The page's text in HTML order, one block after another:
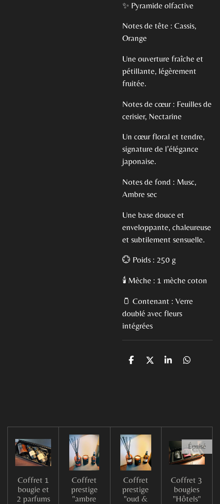
✨ Pyramide olfactive
Notes de tête : Cassis,
Orange
Une ouverture fraîche et
pétillante, légèrement
fruitée.
Notes de cœur : Feuilles de
cerisier, Nectarine
Un cœur floral et tendre,
signature de l’élégance
japonaise.
Notes de fond : Musc,
Ambre sec
Une base douce et
enveloppante, chaleureuse
et subtilement sensuelle.
💮 Poids : 250 g
🕯️ Mèche : 1 mèche coton
🫙 Contenant : Verre
doublé avec fleurs
intégrées
P
P
P
P
Coffret 1
bougie et
2 parfums
Coffret
prestige
"ambre
Coffret
prestige
"oud &
Épuisé
Coffret 3
bougies
"Hôtels"